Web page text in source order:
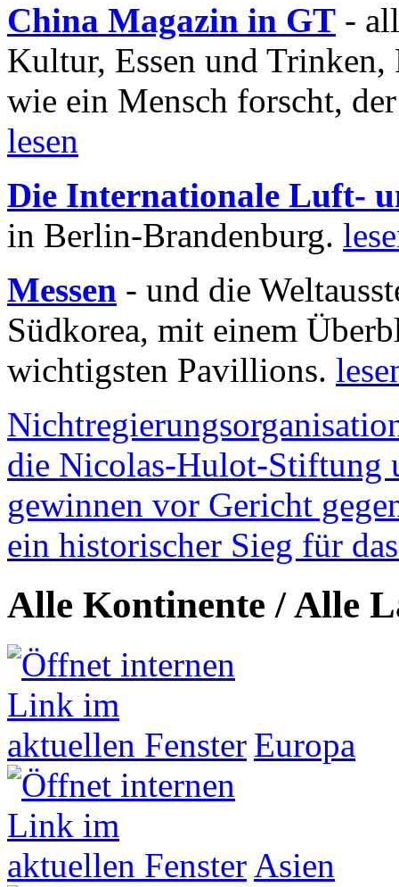
China Magazin in GT -
Kultur, Essen und
wie ein Mensch forscht,
lesen
Die Internationale Luft-
in Berlin-Brandenburg.
Messen - und die
Südkorea, mit einem
wichtigsten Pavillions.
die Nicolas-Hulot-Stiftung
gewinnen vor Gericht
ein historischer Sieg für
Alle Kontinente / Alle
Europa
Asien